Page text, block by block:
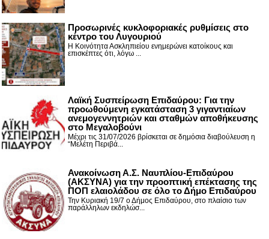
Προσωρινές κυκλοφοριακές ρυθμίσεις στο
κέντρο του Λυγουριού
Η Κοινότητα Ασκληπιείου ενημερώνει κατοίκους και
επισκέπτες ότι, λόγω ...
Λαϊκή Συσπείρωση Επιδαύρου: Για την
προωθούμενη εγκατάσταση 3 γιγαντιαίων
ανεμογεννητριών και σταθμών αποθήκευσης
στο Μεγαλοβούνι
Μέχρι τις 31/07/2026 βρίσκεται σε δημόσια διαβούλευση η
“Μελέτη Περιβά...
Ανακοίνωση Α.Σ. Ναυπλίου-Επιδαύρου
(ΑΚΣΥΝΑ) για την προοπτική επέκτασης της
ΠΟΠ ελαιολάδου σε όλο το Δήμο Επιδαύρου
Την Κυριακή 19/7 ο Δήμος Επιδαύρου, στο πλαίσιο των
παράλληλων εκδηλώσ...